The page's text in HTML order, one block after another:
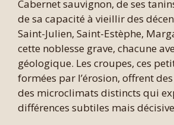
Cabernet sauvignon, de ses
de sa capacité à vieillir des
Saint-Julien, Saint-Estèphe,
cette noblesse grave, chacune
géologique. Les croupes, ces
formées par l’érosion, offrent
des microclimats distincts qui
différences subtiles mais